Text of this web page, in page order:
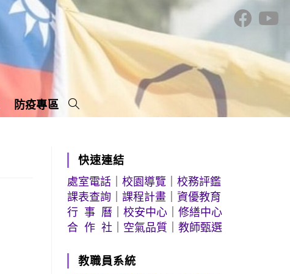
防疫專區
快速連結
處室電話 ｜校園導覽 ｜校務評鑑
課表查詢 ｜課程計畫 ｜資優教育
行 事 曆 ｜校安中心 ｜修繕中心
合 作 社
空氣品質 ｜教師甄選
教職員系統